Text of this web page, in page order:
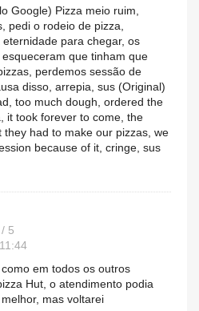
Google) Pizza meio ruim,
pedi o rodeio de pizza,
para chegar, os
que tinham que
perdemos sessão de
disso, arrepia, sus (Original)
too much dough, ordered the
it took forever to come, the
they had to make our pizzas, we
because of it, cringe, sus
5
em todos os outros
Hut, o atendimento podia
mas voltarei